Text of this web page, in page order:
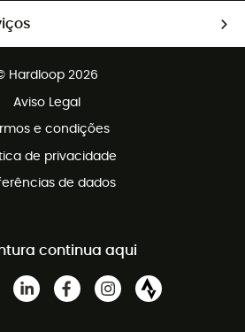
dias
Hardloop 2026
Aviso Legal
e condições
de privacidade
de dados
continua aqui